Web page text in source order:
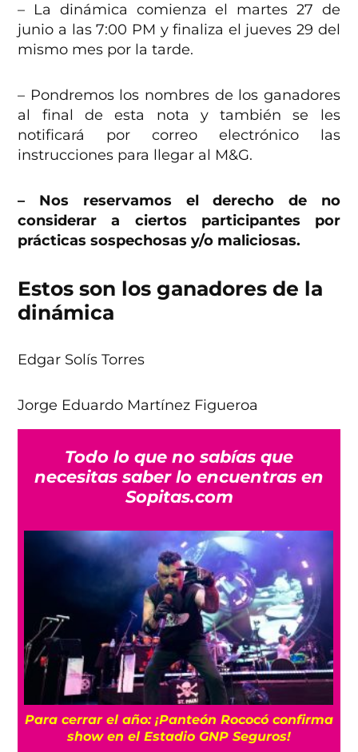
– La dinámica comienza el martes 27 de
junio a las 7:00 PM y finaliza el jueves 29 del
mismo mes por la tarde.
– Pondremos los nombres de los ganadores
al final de esta nota y también se les
notificará por correo electrónico las
instrucciones para llegar al M&G.
– Nos reservamos el derecho de no
considerar a ciertos participantes por
prácticas sospechosas y/o maliciosas.
Estos son los ganadores de la
dinámica
Edgar Solís Torres
Jorge Eduardo Martínez Figueroa
Todo lo que no sabías que
necesitas saber lo encuentras en
Sopitas.com
Para cerrar el año: ¡Panteón Rococó confirma
show en el Estadio GNP Seguros!